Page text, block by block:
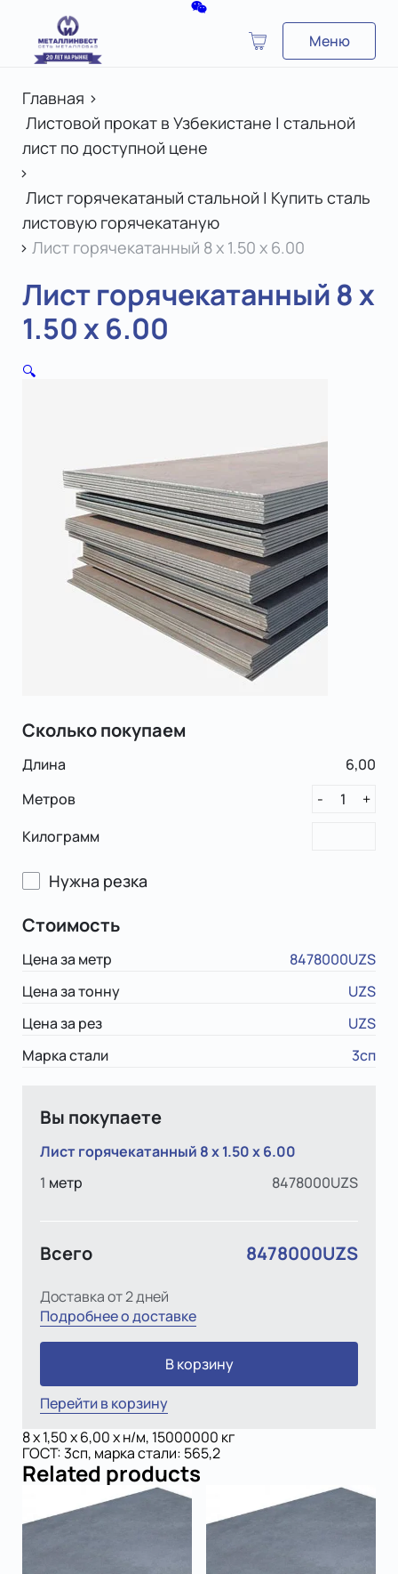
Меню
Главная >
Листовой прокат в Узбекистане | стальной
лист по доступной цене
>
Лист горячекатаный стальной | Купить сталь
листовую горячекатаную
> Лист горячекатанный 8 x 1.50 х 6.00
Лист горячекатанный 8 x
1.50 х 6.00
🔍
Сколько покупаем
Длина
6,00
Метров
- 1
+
Килограмм
Нужна резка
Стоимость
Цена за метр
8478000UZS
Цена за тонну
UZS
Цена за рез
UZS
Марка стали
3сп
Вы покупаете
Лист горячекатанный 8 x 1.50 х 6.00
1 метр 8478000UZS
Всего 8478000UZS
Доставка от 2 дней
Подробнее о доставке
В корзину
Перейти в корзину
8 x 1,50 х 6,00 x н/м, 15000000 кг
ГОСТ: 3сп, марка стали: 565,2
Related products